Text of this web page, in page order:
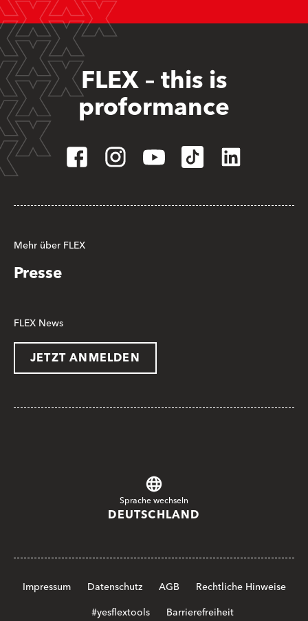
FLEX – this is
proformance
Mehr über FLEX
Presse
FLEX News
JETZT ANMELDEN
Sprache wechseln
DEUTSCHLAND
Impressum Datenschutz AGB
Rechtliche Hinweise
#yesflextools
Barrierefreiheit